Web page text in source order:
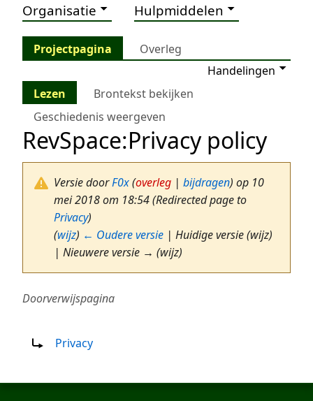
Organisatie Hulpmiddelen
Projectpagina
Overleg
Handelingen
Lezen
Brontekst bekijken
Geschiedenis weergeven
RevSpace:Privacy policy
Versie doorF0x(overleg | bijdragen) op 10
mei 2018 om 18:54(Redirected page to
Privacy)
(wijz) ← Oudere versie | Huidige versie (wijz)
| Nieuwere versie → (wijz)
Doorverwijspagina
Privacy